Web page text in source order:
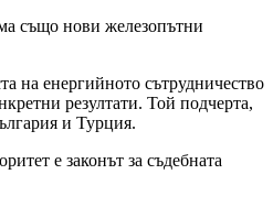
също нови железопътни
на енергийното сътрудничество
резултати. Той подчерта,
и Турция.
е законът за съдебната